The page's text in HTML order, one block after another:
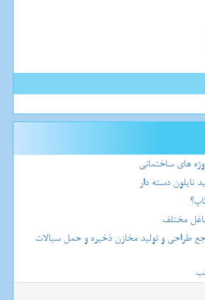
های ساختمانی
نایلون دسته دار
مختلف
طراحی و تولید مخازن ذخیره و حمل سیالات